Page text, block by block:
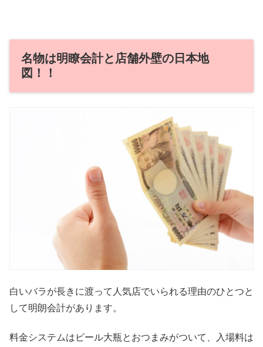
名物は明瞭会計と店舗外壁の日本地
図！！
白いバラが長きに渡って人気店でいられる理由のひとつと
して明朗会計があります。
料金システムはビール大瓶とおつまみがついて、入場料は